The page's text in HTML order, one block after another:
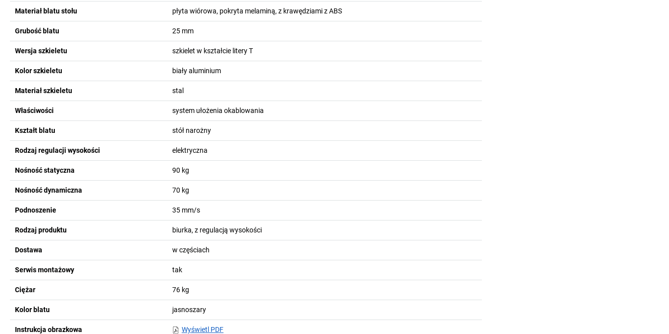
Materiał blatu stołu płyta wiórowa, pokryta melaminą, z krawędziami z ABS
Grubość blatu 25 mm
Wersja szkieletu szkielet w kształcie litery T
Kolor szkieletu biały aluminium
Materiał szkieletu stal
Właściwości system ułożenia okablowania
Kształt blatu stół narożny
Rodzaj regulacji wysokości elektryczna
Nośność statyczna 90 kg
Nośność dynamiczna 70 kg
Podnoszenie 35 mm/s
Rodzaj produktu biurka, z regulacją wysokości
Dostawa w częściach
Serwis montażowy tak
Ciężar 76 kg
Kolor blatu jasnoszary
Instrukcja obrazkowa Wyświetl PDF